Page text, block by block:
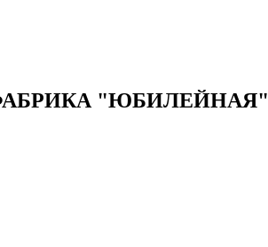
"ЮБИЛЕЙНАЯ"